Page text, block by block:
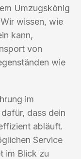
Umzugskönig
wissen, wie
kann,
von
wie
im
dass dein
abläuft.
Service
im Blick zu